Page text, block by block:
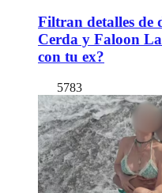
Filtran detalles de
Cerda y Faloon
con tu ex?
5783